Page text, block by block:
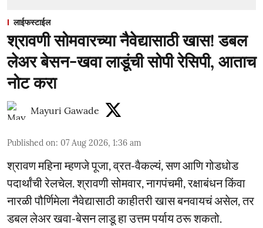
लाईफस्टाईल
श्रावणी सोमवारच्या नैवेद्यासाठी खास! डबल
लेअर बेसन-खवा लाडूंची सोपी रेसिपी, आताच
नोट करा
Mayuri Gawade
Published on: 07 Aug 2026, 1:36 am
श्रावण महिना म्हणजे पूजा, व्रत-वैकल्यं, सण आणि गोडधोड
पदार्थांची रेलचेल. श्रावणी सोमवार, नागपंचमी, रक्षाबंधन किंवा
नारळी पौर्णिमेला नैवेद्यासाठी काहीतरी खास बनवायचं असेल, तर
डबल लेअर खवा-बेसन लाडू हा उत्तम पर्याय ठरू शकतो.